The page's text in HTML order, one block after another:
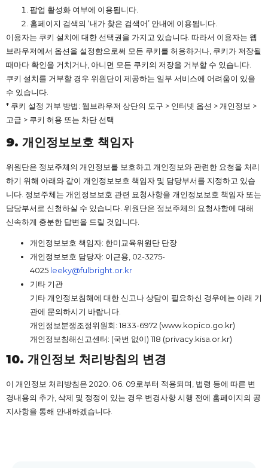
팝업 활성화 여부에 이용됩니다.
홈페이지 검색의 ‘내가 찾은 검색어’ 안내에 이용됩니다.
이용자는 쿠키 설치에 대한 선택권을 가지고 있습니다. 따라서 이용자는 웹
브라우저에서 옵션을 설정함으로써 모든 쿠키를 허용하거나, 쿠키가 저장될
때마다 확인을 거치거나, 아니면 모든 쿠키의 저장을 거부할 수 있습니다.
쿠키 설치를 거부할 경우 위원단이 제공하는 일부 서비스에 어려움이 있을
수 있습니다.
* 쿠키 설정 거부 방법: 웹브라우저 상단의 도구 > 인터넷 옵션 > 개인정보 >
고급 > 쿠키 허용 또는 차단 선택
9. 개인정보보호 책임자
위원단은 정보주체의 개인정보를 보호하고 개인정보와 관련한 요청을 처리
하기 위해 아래와 같이 개인정보보호 책임자 및 담당부서를 지정하고 있습
니다. 정보주체는 개인정보보호 관련 요청사항을 개인정보보호 책임자 또는
담당부서로 신청하실 수 있습니다. 위원단은 정보주체의 요청사항에 대해
신속하게 충분한 답변을 드릴 것입니다.
개인정보보호 책임자: 한미교육위원단 단장
개인정보보호 담당자: 이근용, 02-3275-
4025 leeky@fulbright.or.kr
기타 기관
기타 개인정보침해에 대한 신고나 상담이 필요하신 경우에는 아래 기
관에 문의하시기 바랍니다.
개인정보분쟁조정위원회: 1833-6972 (www.kopico.go.kr)
개인정보침해신고센터: (국번 없이) 118 (privacy.kisa.or.kr)
10. 개인정보 처리방침의 변경
이 개인정보 처리방침은 2020. 06. 09로부터 적용되며, 법령 등에 따른 변
경내용의 추가, 삭제 및 정정이 있는 경우 변경사항 시행 전에 홈페이지의 공
지사항을 통해 안내하겠습니다.